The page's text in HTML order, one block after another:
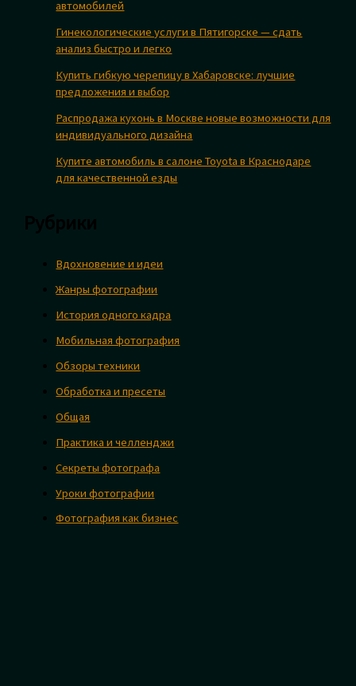
автомобилей
Гинекологические услуги в Пятигорске — сдать
анализ быстро и легко
Купить гибкую черепицу в Хабаровске: лучшие
предложения и выбор
Распродажа кухонь в Москве новые возможности для
индивидуального дизайна
Купите автомобиль в салоне Toyota в Краснодаре
для качественной езды
Вдохновение и идеи
Жанры фотографии
История одного кадра
Мобильная фотография
Обзоры техники
Обработка и пресеты
Общая
Практика и челленджи
Секреты фотографа
Уроки фотографии
Фотография как бизнес